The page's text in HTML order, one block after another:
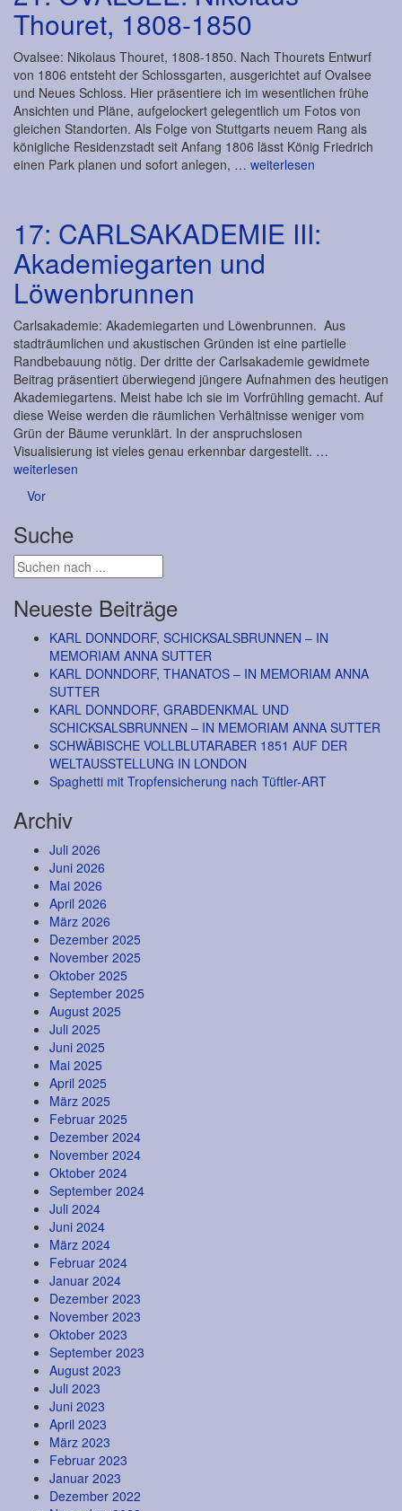
Thouret, 1808-1850
Ovalsee: Nikolaus Thouret, 1808-1850. Nach Thourets Entwurf
von 1806 entsteht der Schlossgarten, ausgerichtet auf Ovalsee
und Neues Schloss. Hier präsentiere ich im wesentlichen frühe
Ansichten und Pläne, aufgelockert gelegentlich um Fotos von
gleichen Standorten. Als Folge von Stuttgarts neuem Rang als
königliche Residenzstadt seit Anfang 1806 lässt König Friedrich
einen Park planen und sofort anlegen, … weiterlesen
17: CARLSAKADEMIE III:
Akademiegarten und
Löwenbrunnen
Carlsakademie: Akademiegarten und Löwenbrunnen. Aus
stadträumlichen und akustischen Gründen ist eine partielle
Randbebauung nötig. Der dritte der Carlsakademie gewidmete
Beitrag präsentiert überwiegend jüngere Aufnahmen des heutigen
Akademiegartens. Meist habe ich sie im Vorfrühling gemacht. Auf
diese Weise werden die räumlichen Verhältnisse weniger vom
Grün der Bäume verunklärt. In der anspruchslosen
Visualisierung ist vieles genau erkennbar dargestellt. …
weiterlesen
Posts
navigation
Vor
Suche
Neueste Beiträge
KARL DONNDORF, SCHICKSALSBRUNNEN – IN
MEMORIAM ANNA SUTTER
KARL DONNDORF, THANATOS – IN MEMORIAM ANNA
SUTTER
KARL DONNDORF, GRABDENKMAL UND
SCHICKSALSBRUNNEN – IN MEMORIAM ANNA SUTTER
SCHWÄBISCHE VOLLBLUTARABER 1851 AUF DER
WELTAUSSTELLUNG IN LONDON
Spaghetti mit Tropfensicherung nach Tüftler-ART
Archiv
Juli 2026
Juni 2026
Mai 2026
April 2026
März 2026
Dezember 2025
November 2025
Oktober 2025
September 2025
August 2025
Juli 2025
Juni 2025
Mai 2025
April 2025
März 2025
Februar 2025
Dezember 2024
November 2024
Oktober 2024
September 2024
Juli 2024
Juni 2024
März 2024
Februar 2024
Januar 2024
Dezember 2023
November 2023
Oktober 2023
September 2023
August 2023
Juli 2023
Juni 2023
April 2023
März 2023
Februar 2023
Januar 2023
Dezember 2022